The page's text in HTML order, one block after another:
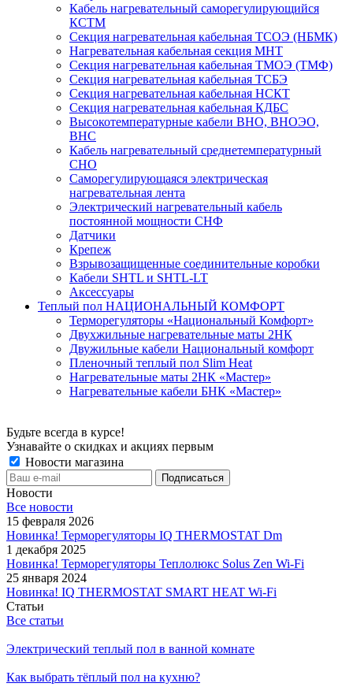
Кабель нагревательный саморегулирующийся
КСТМ
Секция нагревательная кабельная ТСОЭ (НБМК)
Нагревательная кабельная секция МНТ
Секция нагревательная кабельная ТМОЭ (ТМФ)
Секция нагревательная кабельная ТСБЭ
Секция нагревательная кабельная НСКТ
Секция нагревательная кабельная КДБС
Высокотемпературные кабели ВНО, ВНОЭО,
ВНС
Кабель нагревательный среднетемпературный
СНО
Саморегулирующаяся электрическая
нагревательная лента
Электрический нагревательный кабель
постоянной мощности СНФ
Датчики
Крепеж
Взрывозащищенные соединительные коробки
Кабели SHTL и SHTL-LT
Аксессуары
Теплый пол НАЦИОНАЛЬНЫЙ КОМФОРТ
Терморегуляторы «Национальный Комфорт»
Двухжильные нагревательные маты 2НК
Двужильные кабели Национальный комфорт
Пленочный теплый пол Slim Heat
Нагревательные маты 2НК «Мастер»
Нагревательные кабели БНК «Мастер»
Будьте всегда в курсе!
Узнавайте о скидках и акциях первым
Новости магазина
Новости
Все новости
15 февраля 2026
Новинка! Терморегуляторы IQ THERMOSTAT Dm
1 декабря 2025
Новинка! Терморегуляторы Теплолюкс Solus Zen Wi-Fi
25 января 2024
Новинка! IQ THERMOSTAT SMART HEAT Wi-Fi
Статьи
Все статьи
Электрический теплый пол в ванной комнате
Как выбрать тёплый пол на кухню?